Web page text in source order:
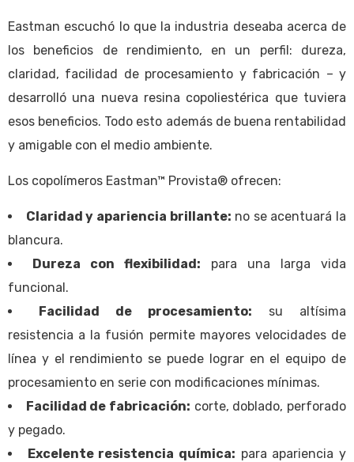
Eastman escuchó lo que la industria deseaba acerca de
los beneficios de rendimiento, en un perfil: dureza,
claridad, facilidad de procesamiento y fabricación – y
desarrolló una nueva resina copoliestérica que tuviera
esos beneficios. Todo esto además de buena rentabilidad
y amigable con el medio ambiente.
Los copolímeros Eastman™ Provista® ofrecen:
Claridad y apariencia brillante: no se acentuará la
blancura.
Dureza con flexibilidad: para una larga vida
funcional.
Facilidad de procesamiento: su altísima
resistencia a la fusión permite mayores velocidades de
línea y el rendimiento se puede lograr en el equipo de
procesamiento en serie con modificaciones mínimas.
Facilidad de fabricación: corte, doblado, perforado
y pegado.
Excelente resistencia química: para apariencia y